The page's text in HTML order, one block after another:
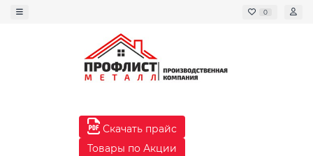
0
Скачать прайс
Товары по Акции